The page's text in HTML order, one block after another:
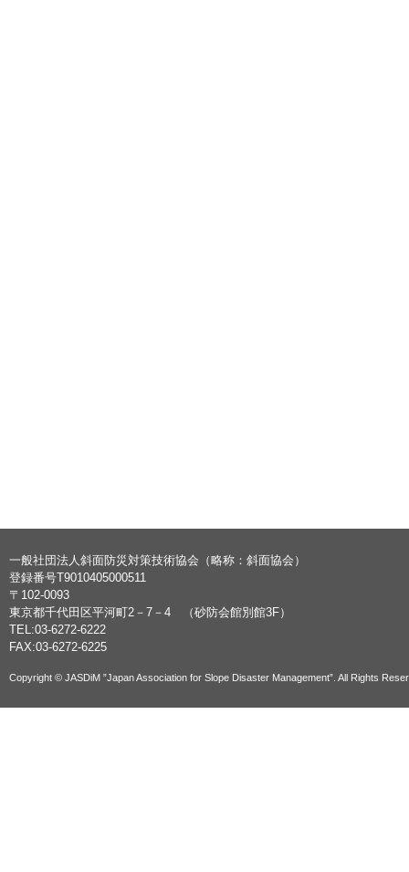
一般社団法人斜面防災対策技術協会（略称：斜面協会）
登録番号T9010405000511
〒102-0093
東京都千代田区平河町2－7－4 （砂防会館別館3F）
TEL:03-6272-6222
FAX:03-6272-6225
Copyright © JASDiM ”Japan Association for Slope Disaster Management”. All Rights